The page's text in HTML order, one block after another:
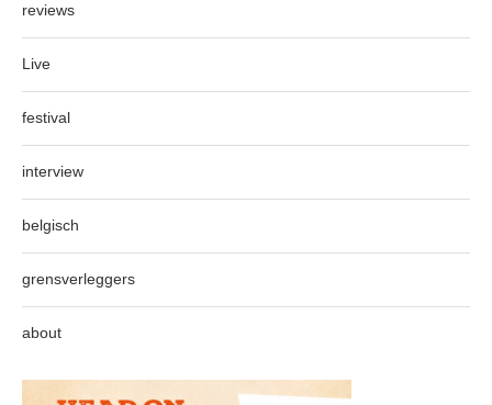
reviews
Live
festival
interview
belgisch
grensverleggers
about